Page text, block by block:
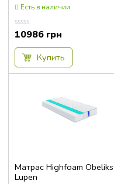
Есть в наличии
Оценка
0.00
из
10986 грн
Купить
Матрас Highfoam Obeliks
Lupen